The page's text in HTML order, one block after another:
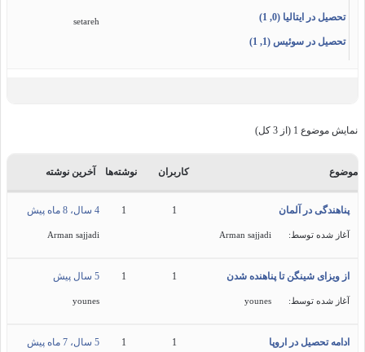
تحصیل در ایتالیا (0, 1)
تحصیل در سوئیس (1, 1)
setareh
نمایش موضوع 1 (از 3 کل)
موضوع کاربران نوشته‌ها آخرین نوشته
پناهندگی در آلمان
آغاز شده توسط: Arman sajjadi
1
1 4 سال، 8 ماه پیش
Arman sajjadi
از ویزای شینگن تا پناهنده شدن
آغاز شده توسط: younes
1
1 5 سال پیش
younes
ادامه تحصیل در اروپا 1
1 5 سال، 7 ماه پیش